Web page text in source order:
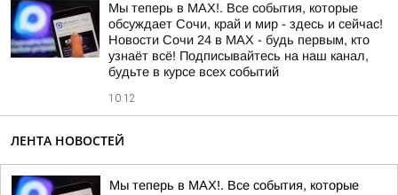
Мы теперь в MAX!. Все события, которые
обсуждает Сочи, край и мир - здесь и сейчас!
Новости Сочи 24 в MAX - будь первым, кто
узнаёт всё! Подписывайтесь на наш канал,
будьте в курсе всех событий
10:12
ЛЕНТА НОВОСТЕЙ
Мы теперь в MAX!. Все события, которые